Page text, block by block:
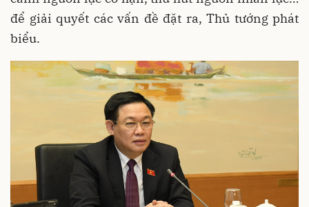
để giải quyết các vấn đề đặt ra, Thủ tướng phát
biểu.